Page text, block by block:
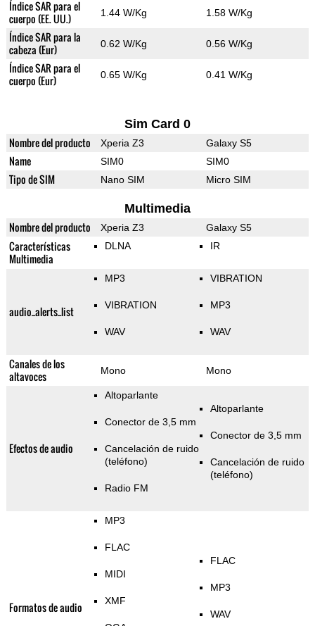
Índice SAR para el
cuerpo (EE. UU.)
1.44 W/Kg 1.58 W/Kg
Índice SAR para la
cabeza (Eur)
0.62 W/Kg 0.56 W/Kg
Índice SAR para el
cuerpo (Eur)
0.65 W/Kg 0.41 W/Kg
Sim Card 0
Nombre del producto Xperia Z3 Galaxy S5
Name SIM0 SIM0
Tipo de SIM Nano SIM Micro SIM
Multimedia
Nombre del producto Xperia Z3 Galaxy S5
Características
Multimedia
DLNA IR
audio_alerts_list
MP3
VIBRATION
WAV
VIBRATION
MP3
WAV
Canales de los
altavoces
Mono Mono
Efectos de audio
Altoparlante
Conector de 3,5 mm
Cancelación de ruido
(teléfono)
Radio FM
Altoparlante
Conector de 3,5 mm
Cancelación de ruido
(teléfono)
Formatos de audio
MP3
FLAC
MIDI
XMF
FLAC
MP3
WAV